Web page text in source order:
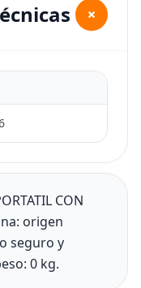
+
CON
origen
seguro y
0 kg.